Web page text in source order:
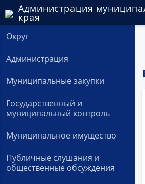
Администрация
края
Округ
Администрация
Муниципальные закупки
Государственный и
муниципальный контроль
Муниципальное имущество
Публичные слушания и
общественные обсуждения